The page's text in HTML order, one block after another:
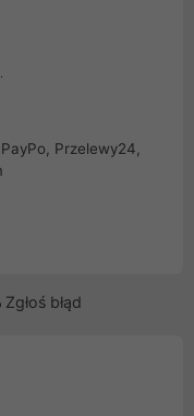
Przelewy24,
Zgłoś błąd